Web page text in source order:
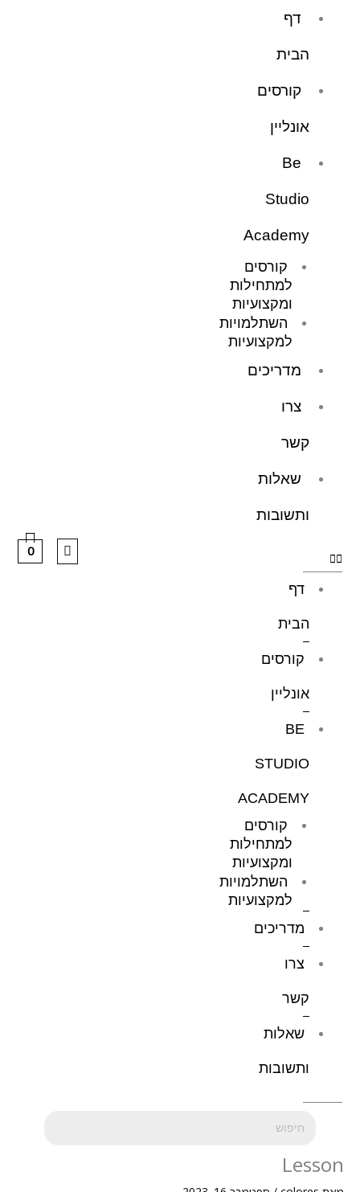
דף
הבית
קורסים
אונליין
Be
Studio
Academy
קורסים
למתחילות
ומקצועיות
השתלמויות
למקצועיות
מדריכים
צרו
קשר
שאלות
ותשובות
דף
הבית
קורסים
אונליין
BE
STUDIO
ACADEMY
קורסים
למתחילות
ומקצועיות
השתלמויות
למקצועיות
מדריכים
צרו
קשר
שאלות
ותשובות
0
Lesson